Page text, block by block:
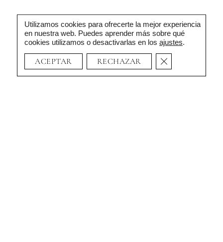
Utilizamos cookies para ofrecerte la mejor experiencia
en nuestra web. Puedes aprender más sobre qué
cookies utilizamos o desactivarlas en los ajustes.
ACEPTAR RECHAZAR CERRAR EL